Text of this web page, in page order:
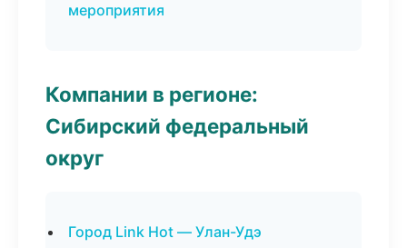
мероприятия
Компании в регионе:
Сибирский федеральный
округ
Город Link Hot — Улан-Удэ